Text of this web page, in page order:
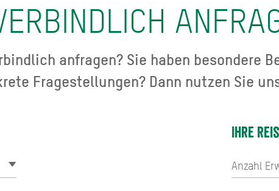
anfragen? Sie haben besondere
Fragestellungen? Dann nutzen Sie
Ihre